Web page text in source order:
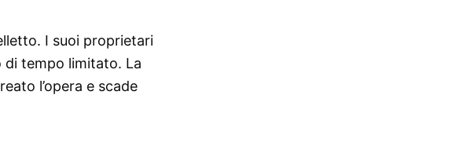
I suoi proprietari
tempo limitato. La
l’opera e scade